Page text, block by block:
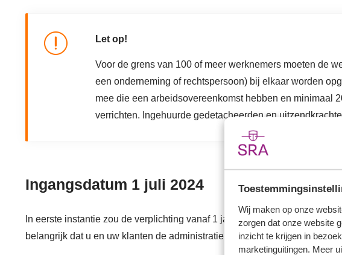
Wij maken op onze
zorgen dat onze website
inzicht te krijgen in
marketinguitingen. Meer
Let op!
Voor de grens van 100 of meer werknemers moeten de
een onderneming of rechtspersoon) bij elkaar worden
mee die een arbeidsovereenkomst hebben en minimaal
verrichten. Ingehuurde gedetacheerden en
Ingangsdatum 1 juli 2024
In eerste instantie zou de verplichting vanaf 1 januari 2024 gelden, maar
belangrijk dat u en uw klanten de administratie op orde hebben om aan